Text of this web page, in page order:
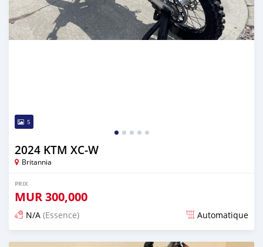
5
2024 KTM XC-W
Britannia
PRIX
MUR300,000
N/A (Essence) Automatique
Publié il y a 2 mois